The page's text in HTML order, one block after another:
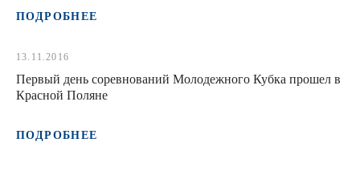
ПОДРОБНЕЕ
13.11.2016
Первый день соревнований Молодежного Кубка прошел в
Красной Поляне
ПОДРОБНЕЕ